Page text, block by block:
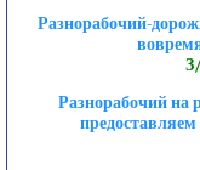
Разнорабочий-
Разнорабочий